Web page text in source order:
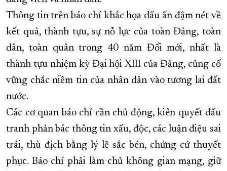
Thông tin trên báo chí khắc họa dấu ấn đậm nét về
kết quả, thành tựu, sự nỗ lực của toàn Đảng, toàn
dân, toàn quân trong 40 năm Đổi mới, nhất là
thành tựu nhiệm kỳ Đại hội XIII của Đảng, củng cố
vững chắc niềm tin của nhân dân vào tương lai đất
nước.
Các cơ quan báo chí cần chủ động, kiên quyết đấu
tranh phản bác thông tin xấu, độc, các luận điệu sai
trái, thù địch bằng lý lẽ sắc bén, chứng cứ thuyết
phục. Báo chí phải làm chủ không gian mạng, giữ